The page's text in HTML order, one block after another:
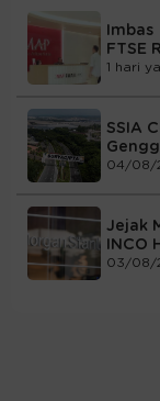
Imbas
FTSE
1 hari
SSIA
04/08/
Jejak
INCO
03/08/